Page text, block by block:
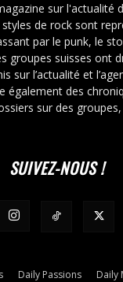
sur l'actualité
de rock sont
par le punk, le
groupes suisses ont
sur l’actualité et
également des
sur des
SUIVEZ-NOUS !
Daily Passions Daily